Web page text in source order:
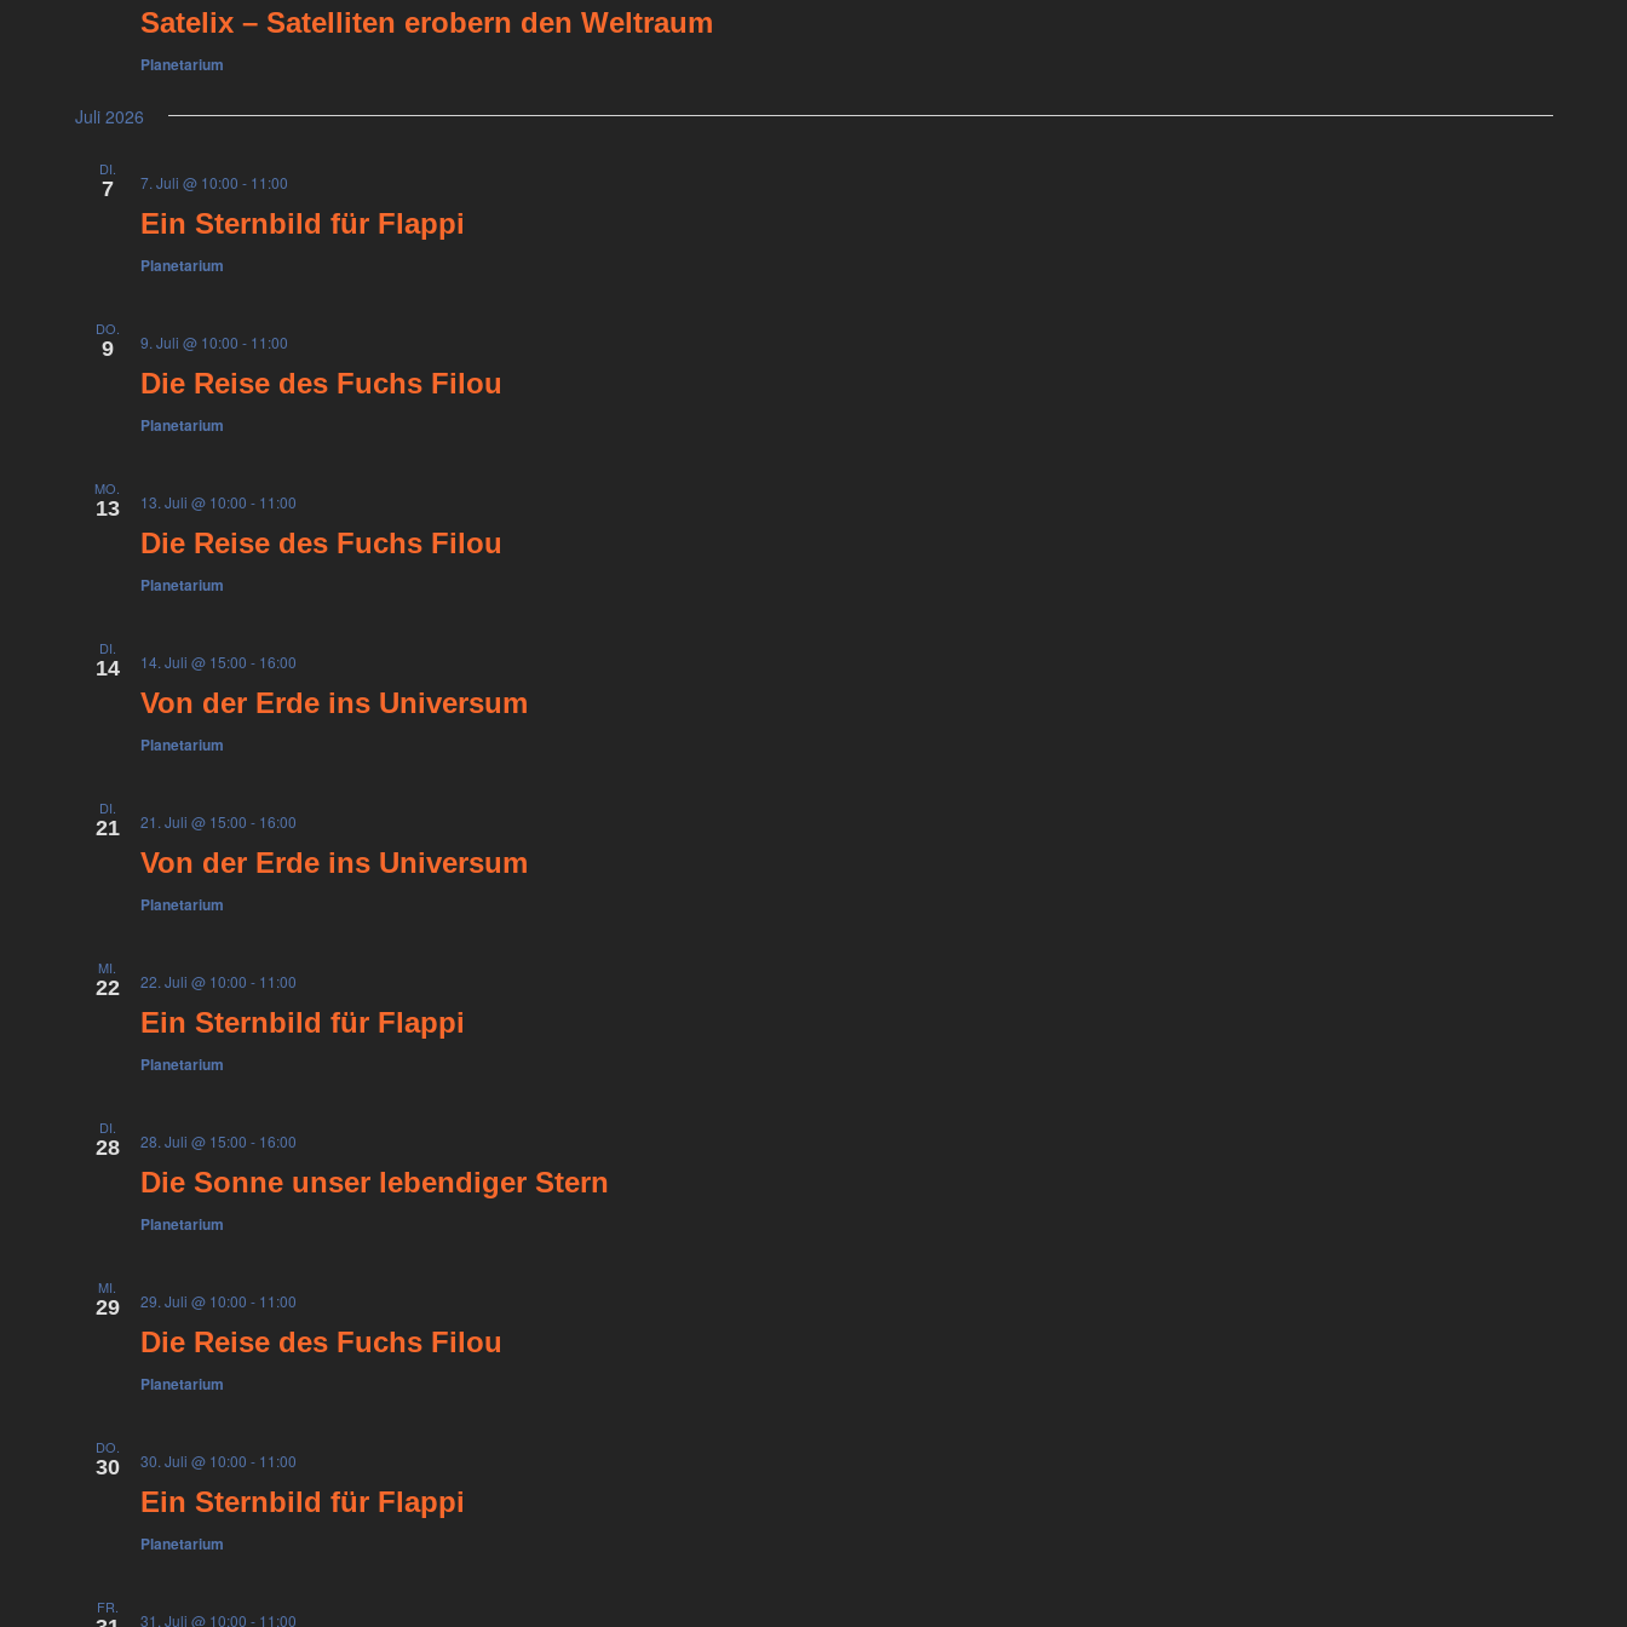
Satelix – Satelliten erobern den Weltraum
Planetarium
Juli 2026
DI.
7 7. Juli @ 10:00 - 11:00
Ein Sternbild für Flappi
Planetarium
DO.
9 9. Juli @ 10:00 - 11:00
Die Reise des Fuchs Filou
Planetarium
MO.
13 13. Juli @ 10:00 - 11:00
Die Reise des Fuchs Filou
Planetarium
DI.
14 14. Juli @ 15:00 - 16:00
Von der Erde ins Universum
Planetarium
DI.
21 21. Juli @ 15:00 - 16:00
Von der Erde ins Universum
Planetarium
MI.
22 22. Juli @ 10:00 - 11:00
Ein Sternbild für Flappi
Planetarium
DI.
28 28. Juli @ 15:00 - 16:00
Die Sonne unser lebendiger Stern
Planetarium
MI.
29 29. Juli @ 10:00 - 11:00
Die Reise des Fuchs Filou
Planetarium
DO.
30 30. Juli @ 10:00 - 11:00
Ein Sternbild für Flappi
Planetarium
FR.
31. Juli @ 10:00 - 11:00